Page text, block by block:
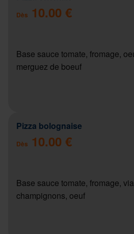
Dès 10.00 €
Base sauce tomate, fromage,
merguez de boeuf
Pizza bolognaise
Dès 10.00 €
Base sauce tomate, fromage,
champignons, oeuf